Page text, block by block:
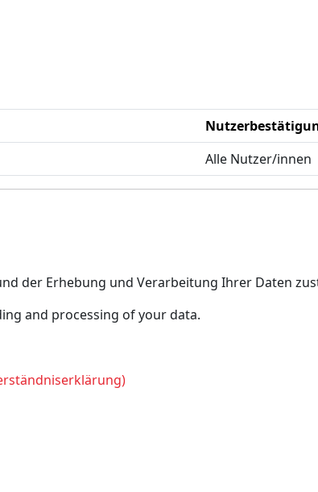
Alle Nutzer/innen
der Erhebung und Verarbeitung Ihrer Daten
and processing of your data.